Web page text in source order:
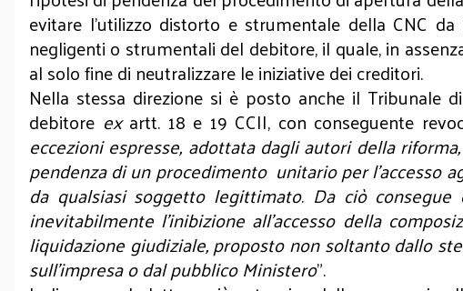
evitare l’utilizzo distorto e strumentale della CNC
negligenti o strumentali del debitore, il quale, in
al solo fine di neutralizzare le iniziative dei creditori.
Nella stessa direzione si è posto anche il Tribunale
debitore exartt. 18 e 19 CCII, con conseguente
eccezioni espresse, adottata dagli autori della
pendenza di un procedimento unitario per l’accesso
da qualsiasi soggetto legittimato. Da ciò
inevitabilmente l’inibizione all’accesso della
liquidazione giudiziale, proposto non soltanto dallo
sull’impresa o dal pubblico Ministero".